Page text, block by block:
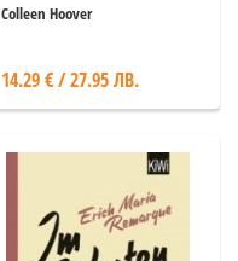
Colleen Hoover
14.29 € / 27.95 ЛВ.